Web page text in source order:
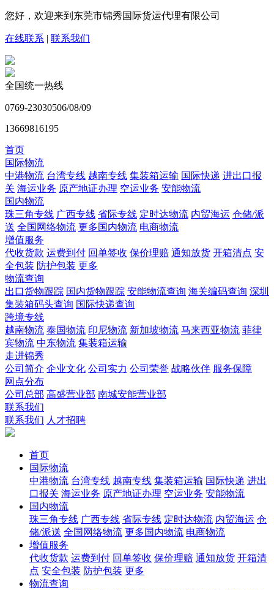
您好，欢迎来到东莞市锦秀国际货运代理有限公司
在线联系 | 联系我们
全国统一热线
0769-23030506/08/09
13669816195
首页
国际物流
中港物流 台湾专线 越南专线 集装箱运输 国际快递 进出口报
关 海运业务 原产地证办理 空运业务 安能物流
国内物流
珠三角专线 广西专线 省际专线 定时达物流 内贸海运 仓储/派
送 全国网络物流 更多国内物流 电商物流
增值服务
代收货款 运费到付 回单签收 保价理赔 通知放货 开箱清点 安
全包装 防护包装 更多
物流查询
出口货物跟踪 国内货物跟踪 安能物流查询 海关编码查询 深圳
集装箱码头查询 国际快递查询
跨境专线
越南物流 泰国物流 印尼物流 新加坡物流 马来西亚物流 菲律
宾物流 中东物流 集装箱运输
走进锦秀
公司简介 企业文化 公司实力 公司荣誉 战略伙伴 服务保障
网点分布
公司总部 高盛营业部 南城安能营业部
联系我们
联系我们 人才招聘
首页
国际物流
中港物流 台湾专线 越南专线 集装箱运输 国际快递 进出
口报关 海运业务 原产地证办理 空运业务 安能物流
国内物流
珠三角专线 广西专线 省际专线 定时达物流 内贸海运 仓
储/派送 全国网络物流 更多国内物流 电商物流
增值服务
代收货款 运费到付 回单签收 保价理赔 通知放货 开箱清
点 安全包装 防护包装 更多
物流查询